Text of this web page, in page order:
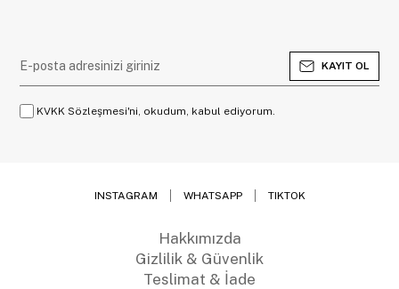
KAYIT OL
KVKK Sözleşmesi'ni, okudum, kabul ediyorum.
INSTAGRAM WHATSAPP TIKTOK
Hakkımızda
Gizlilik & Güvenlik
Teslimat & İade